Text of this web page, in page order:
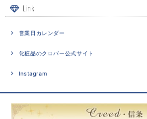
Link
営業日カレンダー
化粧品のクロバー公式サイト
Instagram